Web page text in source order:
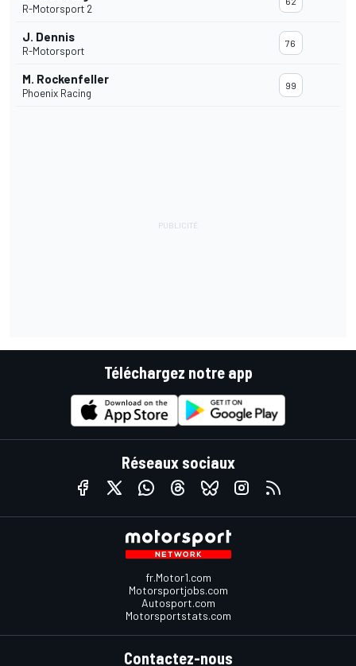
R-Motorsport 2
J. Dennis
R-Motorsport
76
M. Rockenfeller
Phoenix Racing
99
Téléchargez notre app
Réseaux sociaux
fr.Motor1.com
Motorsportjobs.com
Autosport.com
Motorsportstats.com
Contactez-nous